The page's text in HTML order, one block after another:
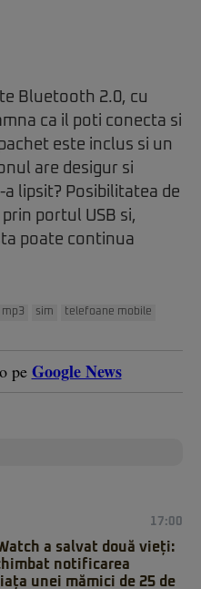
Bluetooth 2.0, cu
ca il poti conecta si
este inclus si un
are desigur si
a lipsit? Posibilitatea de
portul USB si,
poate continua
sim telefoane mobile
pe Google News
17:00
a salvat două vieți:
notificarea
unei mămici de 25 de